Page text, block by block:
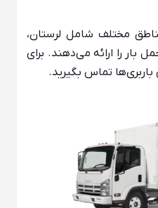
مختلف شامل لرستان،
بار را ارائه می‌دهند. برای
باربری‌ها تماس بگیرید.